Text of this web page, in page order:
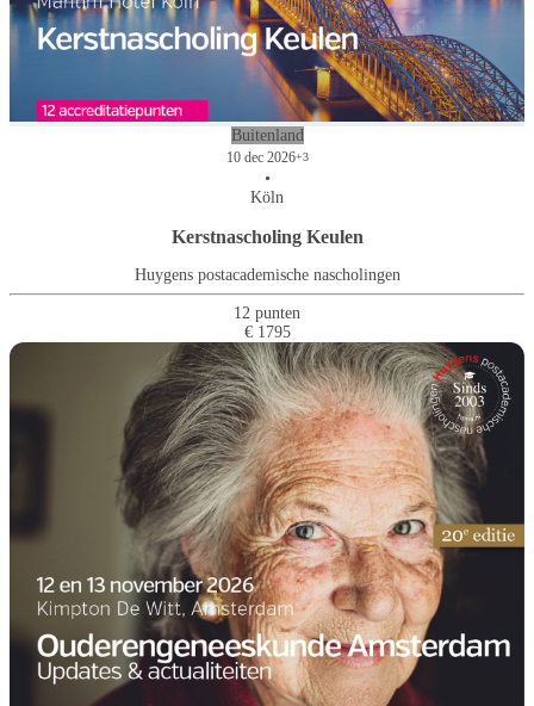
Buitenland
10 dec 2026+3
•
Köln
Kerstnascholing Keulen
Huygens postacademische nascholingen
12 punten
€ 1795